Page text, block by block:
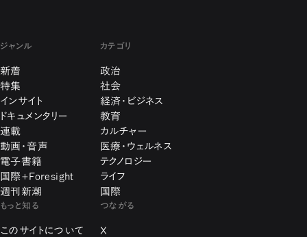
ジャンル
新着
特集
インサイト
ドキュメンタリー
連載
動画・音声
電子書籍
国際+Foresight
週刊新潮
カテゴリ
政治
社会
経済・ビジネス
教育
カルチャー
医療・ウェルネス
テクノロジー
ライフ
国際
もっと知る
このサイトについて
つながる
X